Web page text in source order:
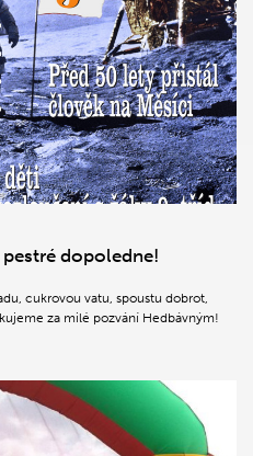
dopoledne!
cukrovou vatu, spoustu dobrot,
za milé pozvání Hedbávným!